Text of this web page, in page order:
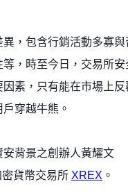
，包含行銷活動多寡與
，時至今日，交易所安
素，只有能在市場上反
穿越牛熊。
背景之創辦人黃耀文
貨幣交易所 XREX 。